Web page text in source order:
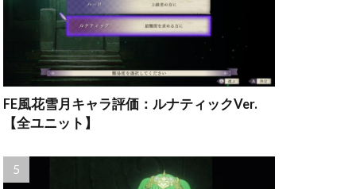
FE風花雪月キャラ評価：ルナティックVer.
【全ユニット】